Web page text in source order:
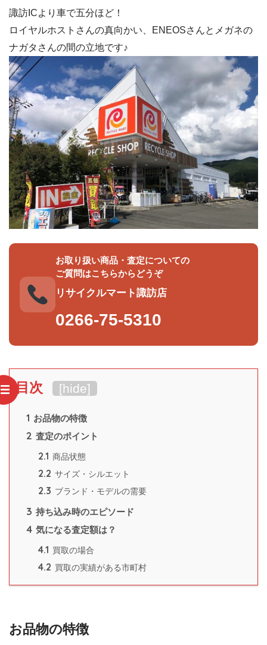
諏訪ICより車で五分ほど！
ロイヤルホストさんの真向かい、ENEOSさんとメガネの
ナガタさんの間の立地です♪
お取り扱い商品・査定についての
ご質問はこちらからどうぞ
リサイクルマート諏訪店
0266-75-5310
目次 [hide]
1 お品物の特徴
2 査定のポイント
2.1 商品状態
2.2 サイズ・シルエット
2.3 ブランド・モデルの需要
3 持ち込み時のエピソード
4 気になる査定額は？
4.1 買取の場合
4.2 買取の実績がある市町村
お品物の特徴